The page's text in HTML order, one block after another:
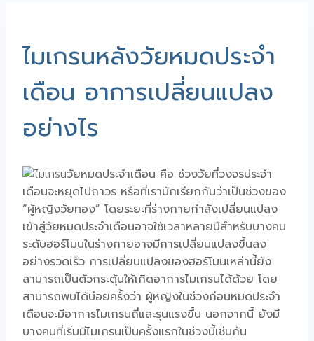
ไมเกรนหลังวัยหมดประจำ
เดือน อาการเปลี่ยนแปลง
อย่างไร
วัยหมดประจำเดือน คือ ช่วงวัยที่วงจรประจำ
เดือนจะหยุดไปถาวร หรือที่เรามักเรียกกันว่าเป็นช่วงของ
“ผู้หญิงวัยทอง” โดยระยะที่ร่างกายกำลังเปลี่ยนแปลง
เข้าสู่วัยหมดประจำเดือนอาจใช้เวลาหลายปีสำหรับบางคน
ระดับฮอร์โมนในร่างกายอาจมีการเปลี่ยนแปลงขึ้นลง
อย่างรวดเร็ว การเปลี่ยนแปลงของฮอร์โมนเหล่านี้ยัง
สามารถเป็นตัวกระตุ้นให้เกิดอาการไมเกรนได้ด้วย โดย
สามารถพบได้บ่อยครั้งว่า ผู้หญิงในช่วงก่อนหมดประจำ
เดือนจะมีอาการไมเกรนถี่และรุนแรงขึ้น นอกจากนี้ ยังมี
บางคนที่เริ่มมีไมเกรนเป็นครั้งแรกในช่วงนี้เช่นกัน